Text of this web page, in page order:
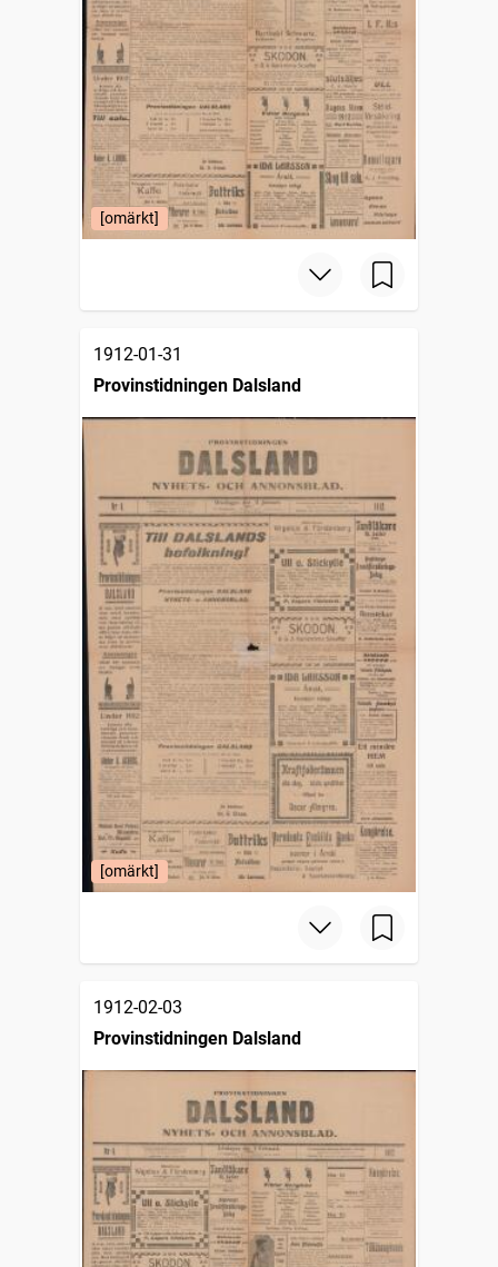
[omärkt]
1912-01-31
Provinstidningen Dalsland
[omärkt]
1912-02-03
Provinstidningen Dalsland